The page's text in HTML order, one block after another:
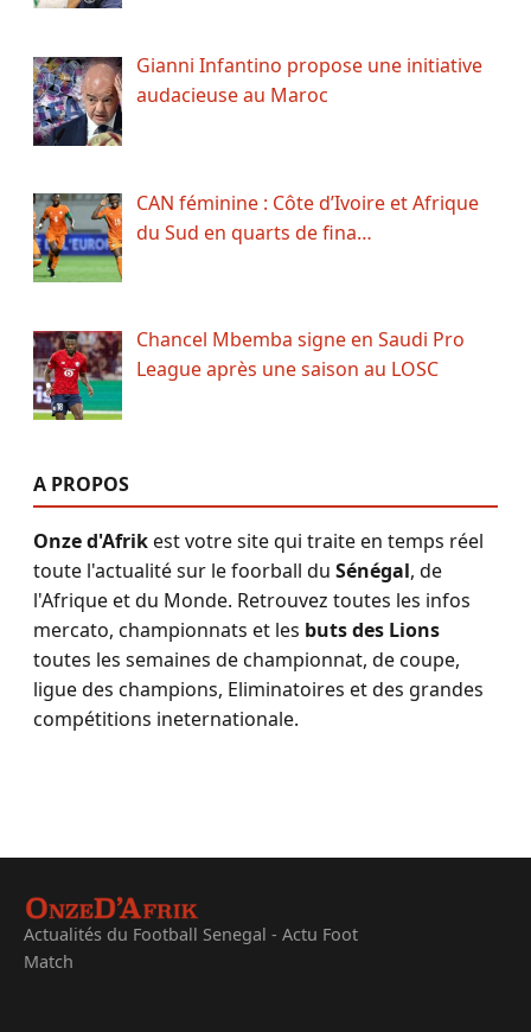
Gianni Infantino propose une initiative
audacieuse au Maroc
CAN féminine : Côte d’Ivoire et Afrique
du Sud en quarts de fina…
Chancel Mbemba signe en Saudi Pro
League après une saison au LOSC
A PROPOS
Onze d'Afrikest votre site qui traite en temps réel
toute l'actualité sur le foorball du Sénégal, de
l'Afrique et du Monde. Retrouvez toutes les infos
mercato, championnats et les buts des Lions
toutes les semaines de championnat, de coupe,
ligue des champions, Eliminatoires et des grandes
compétitions ineternationale.
Actualités du Football Senegal - Actu Foot
Match